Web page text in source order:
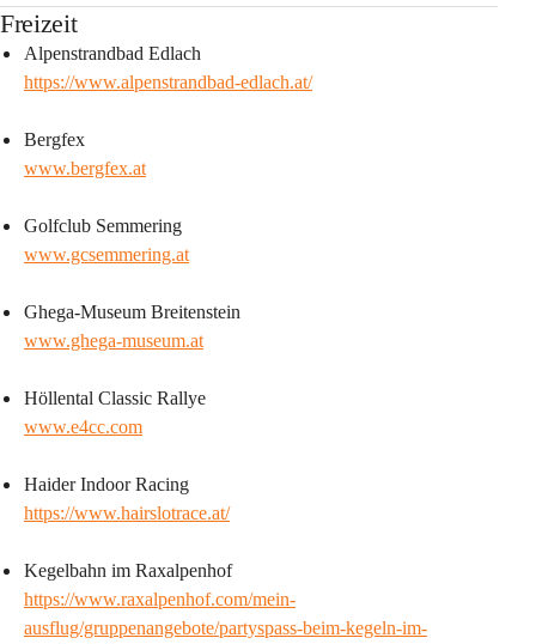
Freizeit
Alpenstrandbad Edlach
https://www.alpenstrandbad-edlach.at/
Bergfex
www.bergfex.at
Golfclub Semmering
www.gcsemmering.at
Ghega-Museum Breitenstein
www.ghega-museum.at
Höllental Classic Rallye
www.e4cc.com
Haider Indoor Racing
https://www.hairslotrace.at/
Kegelbahn im Raxalpenhof
https://www.raxalpenhof.com/mein-
ausflug/gruppenangebote/partyspass-beim-kegeln-im-